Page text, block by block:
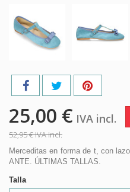
25,00 € IVA incl.
52,95 €IVA incl.
Merceditas en forma de t, con
ANTE. ÚLTIMAS TALLAS.
Talla